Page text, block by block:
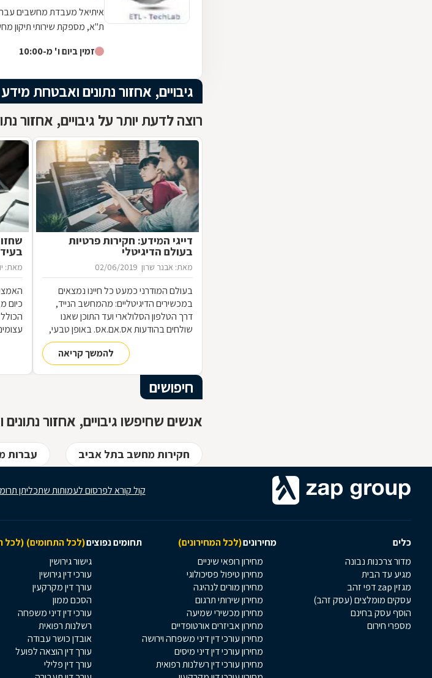
ת"א, מספקת שירותי תיקון
זמין ביום ו' מ-10:00
גיבויים, אחזור נתונים ואבטחת מידע
רוצה לדעת יותר על גיבויים, אחזור
דייגי המידע: חקירות פרטיות
בעולם הדיגיטלי
מאת: אבנר שרון 02/06/2019
בעולם המודרני כמעט כל חיינו נמצאים
במכשירים הדיגיטליים: מהמחשב הנייד,
דרך הטלפון הסלולארי ועד התוכן שאנו
שולחים בהודעות אס.אם.אס. באופן טבעי,
הולך וגובר גם השימוש בחוקרים המתמחים
במציאת ראיות דיגיטליות וב"שחזור חקירתי",
כדי לחשוף פרטים מפלילים אודות חשודים
להמשך קריאה
מאת:
כיום
חיפושים
אנשים שחיפשו גיבויים, אחזור
חקירות מחשב בתל אביב עברות
קול קורא לפרסום לעמותות שתכליתן
כלים מחירונים(לכל המחירונים) תחומים נפוצים(לכל התחומים) (לכל
מדור צרכנות נבונה
מגיע עד הבית
מגזין zap דפי זהב
עסקים מומלצים (עסק זהב)
הוסף עסק בחינם
מספרי חירום
מחירון רופאי שיניים
מחירון טיפול פסיכולוגי
מחירון מורים לנהיגה
מחירון שירותי תרגום
מחירון מכשירי שמיעה
מחירון אביזרים אורטופדיים
מחירון עורכי דין דיני משפחה וירושה
מחירון עורכי דין דיני מיסים
מחירון עורכי דין רשלנות רפואית
גישור גירושין
עורכי דין גירושין
עורך דין מקרקעין
הסכם ממון
עורכי דין דיני משפחה
רשלנות רפואית
אובדן כושר עבודה
עורך דין הוצאה לפועל
עורך דין פלילי